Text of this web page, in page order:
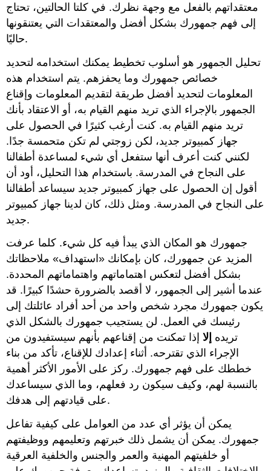
معتقداتهم بالفعل مع وجهة نظرك. في كلتا الحالتين، تحتاج
إلى فهم جمهورك بشكل أفضل والمعتقدات التي يعتنقونها
حاليًا.
تحليل الجمهور هو أسلوب تخطيط يمكنك استخدامه لتحديد
خصائص جمهورك وما يحفزهم. يتم استخدام هذه
المعلومات لتحديد أفضل طريقة لتقديم المعلومات وإقناع
الجمهور بالإجراء الذي تريد منهم القيام به، أو الاعتقاد بأنك
تريد منهم القيام به. كنت أرغب كثيرًا في الحصول على
جهاز كمبيوتر جديد، لكن زوجتي لم تكن متحمسة جدًا.
لكنني كنت أعرف أنها ستفعل أي شيء لمساعدة أطفالنا
على النجاح في المدرسة. باستخدام هذا التحليل، أود أن
أقول إن الحصول على جهاز كمبيوتر جديد سيساعد أطفالنا
على النجاح في المدرسة. ومثل ذلك، كان لدينا جهاز كمبيوتر
جديد.
جمهورك هو المكان الذي يبدأ فيه كل شيء. كلما عرفت
المزيد عن جمهورك، كان بإمكانك «استهداف» ملاحظاتك
بشكل أفضل لتعكس اهتماماتهم واهتماماتهم المحددة.
عندما أشير إلى الجمهور، لا أقصد بالضرورة حشدًا كبيرًا. قد
يكون جمهورك مجرد شخص واحد من أحد أفراد عائلتك إلى
رئيسك في العمل. لن يستجيب جمهورك بالشكل الذي
تريده إلاإذا تمكنت من إقناعهم بأنهم سيستفيدون من
الإجراء الذي تقترحه. أثناء إعدادك للإقناع، تأكد من بناء
خططك على فهم جمهورك. ركز على الأمور الأكثر أهمية
بالنسبة لهم، وكيف سيكون رد فعلهم، وما الذي سيساعدك
على قيادتهم إلى هدفك.
يمكن أن يؤثر أي عدد من العوامل على كيفية تفاعل
جمهورك. يمكن أن يشمل ذلك خبرتهم وتعليمهم ووظيفتهم
أو خلفيتهم المهنية والعمر والجنس والخلفية العرقية